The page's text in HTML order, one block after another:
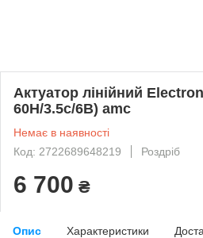
Актуатор лінійний
60Н/3.5с/6В) amc
Немає в наявності
Код: 2722689648219
Роздріб
6 700 ₴
Опис Характеристики